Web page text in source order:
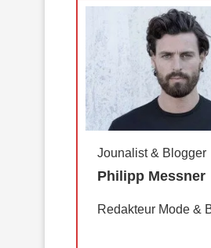
Jounalist & Blogger
Philipp Messner
Redakteur Mode &